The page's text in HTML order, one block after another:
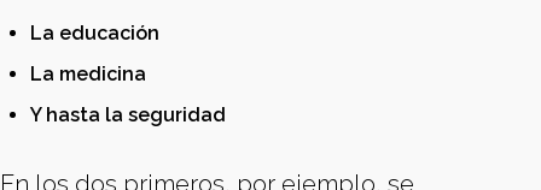
La educación
La medicina
Y hasta la seguridad
En los dos primeros, por ejemplo, se